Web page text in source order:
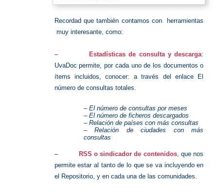
Recordad que también contamos con herramientas
muy interesante, como:
– Estadísticas de consulta y descarga:
UvaDoc permite, por cada uno de los documentos o
ítems incluidos, conocer: a través del enlace El
número de consultas totales.
– El número de consultas por meses
– El número de ficheros descargados
– Relación de países con más consultas
– Relación de ciudades con más
consultas
– RSS o sindicador de contenidos, que nos
permite estar al tanto de lo que se va incluyendo en
el Repositorio, y en cada una de las comunidades.